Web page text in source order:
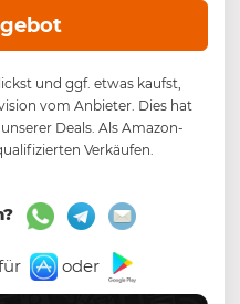
und ggf. etwas kaufst,
vom Anbieter. Dies hat
Deals. Als Amazon-
Verkäufen.
oder